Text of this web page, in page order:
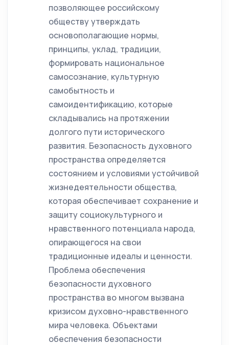
позволяющее российскому
обществу утверждать
основополагающие нормы,
принципы, уклад, традиции,
формировать национальное
самосознание, культурную
самобытность и
самоидентификацию, которые
складывались на протяжении
долгого пути исторического
развития. Безопасность духовного
пространства определяется
состоянием и условиями устойчивой
жизнедеятельности общества,
которая обеспечивает сохранение и
защиту социокультурного и
нравственного потенциала народа,
опирающегося на свои
традиционные идеалы и ценности.
Проблема обеспечения
безопасности духовного
пространства во многом вызвана
кризисом духовно-нравственного
мира человека. Объектами
обеспечения безопасности